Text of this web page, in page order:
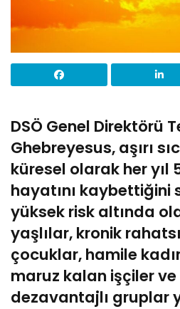
DSÖ Genel Direktörü
Ghebreyesus, aşırı
küresel olarak her yıl
hayatını kaybettiğini
yüksek risk altında
yaşlılar, kronik
çocuklar, hamile
maruz kalan işçiler
dezavantajlı gruplar